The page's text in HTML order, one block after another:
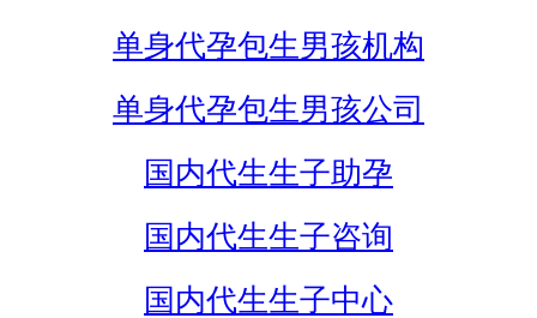
单身代孕包生男孩机构
单身代孕包生男孩公司
国内代生生子助孕
国内代生生子咨询
国内代生生子中心